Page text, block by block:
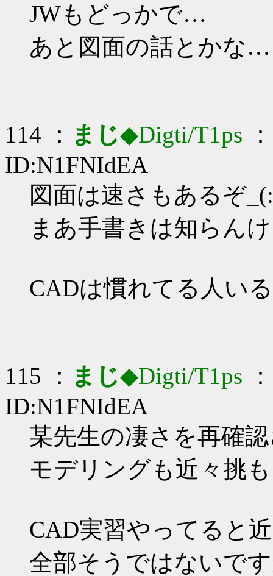
JWもどっかで…
あと図面の話とかな…
114 ： まじ◆Digti/T1ps
ID:N1FNIdEA
図面は速さもあるぞ
まあ手書きは知らん
CADは慣れてる人い
115 ： まじ◆Digti/T1ps
ID:N1FNIdEA
某先生の凄さを再確
モデリングも近々挑
CAD実習やってると
全部そうではないで